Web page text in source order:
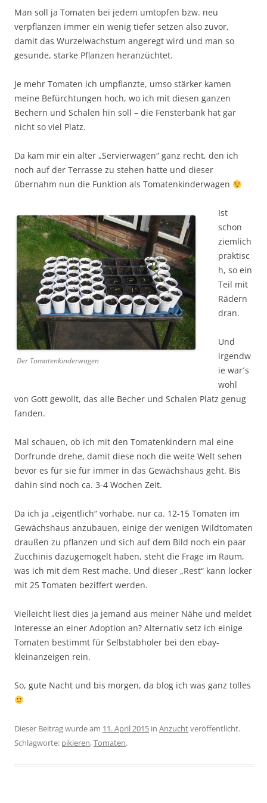
Man soll ja Tomaten bei jedem umtopfen bzw. neu
verpflanzen immer ein wenig tiefer setzen also zuvor,
damit das Wurzelwachstum angeregt wird und man so
gesunde, starke Pflanzen heranzüchtet.
Je mehr Tomaten ich umpflanzte, umso stärker kamen
meine Befürchtungen hoch, wo ich mit diesen ganzen
Bechern und Schalen hin soll – die Fensterbank hat gar
nicht so viel Platz.
Da kam mir ein alter „Servierwagen“ ganz recht, den ich
noch auf der Terrasse zu stehen hatte und dieser
übernahm nun die Funktion als Tomatenkinderwagen
Der Tomatenkinderwagen
Ist
schon
ziemlich
praktisc
h, so ein
Teil mit
Rädern
dran.
Und
irgendw
ie war´s
wohl
von Gott gewollt, das alle Becher und Schalen Platz genug
fanden.
Mal schauen, ob ich mit den Tomatenkindern mal eine
Dorfrunde drehe, damit diese noch die weite Welt sehen
bevor es für sie für immer in das Gewächshaus geht. Bis
dahin sind noch ca. 3-4 Wochen Zeit.
Da ich ja „eigentlich“ vorhabe, nur ca. 12-15 Tomaten im
Gewächshaus anzubauen, einige der wenigen Wildtomaten
draußen zu pflanzen und sich auf dem Bild noch ein paar
Zucchinis dazugemogelt haben, steht die Frage im Raum,
was ich mit dem Rest mache. Und dieser „Rest“ kann locker
mit 25 Tomaten beziffert werden.
Vielleicht liest dies ja jemand aus meiner Nähe und meldet
Interesse an einer Adoption an? Alternativ setz ich einige
Tomaten bestimmt für Selbstabholer bei den ebay-
kleinanzeigen rein.
So, gute Nacht und bis morgen, da blog ich was ganz tolles
Dieser Beitrag wurde am 11. April 2015 in Anzuchtveröffentlicht.
Schlagworte: pikieren,Tomaten.